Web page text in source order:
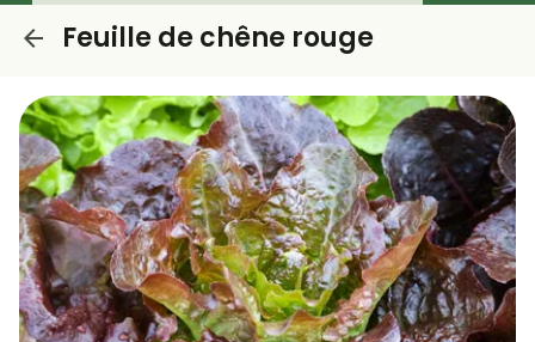
Feuille de chêne rouge